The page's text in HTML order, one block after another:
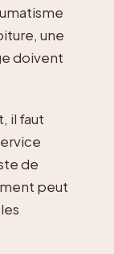
une
doivent
il faut
de
peut